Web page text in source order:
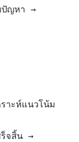
ปัญหา →
ราะห์แนวโน้ม
ร็จสิ้น →